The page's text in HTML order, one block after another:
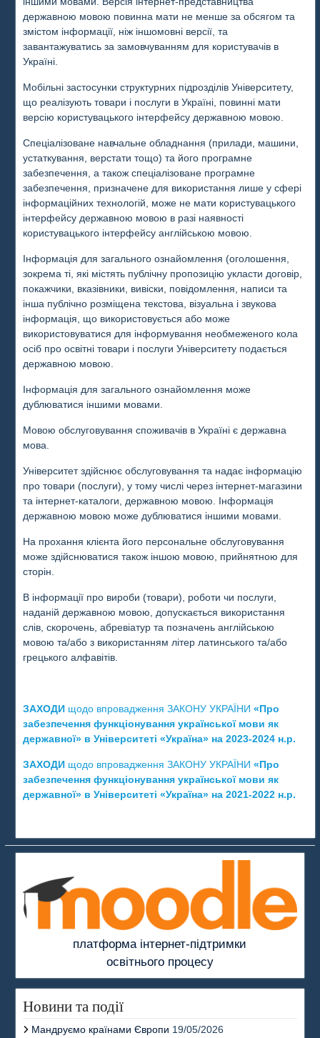
державною мовою повинна мати не менше за обсягом та
змістом інформації, ніж іншомовні версії, та
завантажуватись за замовчуванням для користувачів в
Україні.
Мобільні застосунки структурних підрозділів Університету,
що реалізують товари і послуги в Україні, повинні мати
версію користувацького інтерфейсу державною мовою.
Спеціалізоване навчальне обладнання (прилади, машини,
устаткування, верстати тощо) та його програмне
забезпечення, а також спеціалізоване програмне
забезпечення, призначене для використання лише у сфері
інформаційних технологій, може не мати користувацького
інтерфейсу державною мовою в разі наявності
користувацького інтерфейсу англійською мовою.
Інформація для загального ознайомлення (оголошення,
зокрема ті, які містять публічну пропозицію укласти договір,
покажчики, вказівники, вивіски, повідомлення, написи та
інша публічно розміщена текстова, візуальна і звукова
інформація, що використовується або може
використовуватися для інформування необмеженого кола
осіб про освітні товари і послуги Університету подається
державною мовою.
Інформація для загального ознайомлення може
дублюватися іншими мовами.
Мовою обслуговування споживачів в Україні є державна
мова.
Університет здійснює обслуговування та надає інформацію
про товари (послуги), у тому числі через інтернет-магазини
та інтернет-каталоги, державною мовою. Інформація
державною мовою може дублюватися іншими мовами.
На прохання клієнта його персональне обслуговування
може здійснюватися також іншою мовою, прийнятною для
сторін.
В інформації про вироби (товари), роботи чи послуги,
наданій державною мовою, допускається використання
слів, скорочень, абревіатур та позначень англійською
мовою та/або з використанням літер латинського та/або
грецького алфавітів.
ЗАХОДИ щодо впровадження ЗАКОНУ УКРАЇНИ «Про
забезпечення функціонування української мови як
державної» в Університеті «Україна» на 2023-2024 н.р.
ЗАХОДИ щодо впровадження ЗАКОНУ УКРАЇНИ «Про
забезпечення функціонування української мови як
державної» в Університеті «Україна» на 2021-2022 н.р.
платформа інтернет-підтримки
освітнього процесу
Новини та події
Мандруємо країнами Європи 19/05/2026